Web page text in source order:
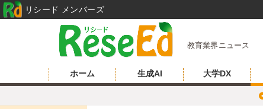
教育業界ニュース
ホーム 生成AI 大学DX
リシード メンバーズ